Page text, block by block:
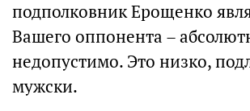
подполковник Ерощенко
Вашего оппонента –
недопустимо. Это низко,
мужски.